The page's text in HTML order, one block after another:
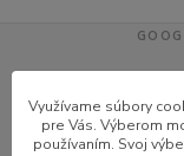
Využívame súbory
pre Vás. Výberom
používaním. Svoj